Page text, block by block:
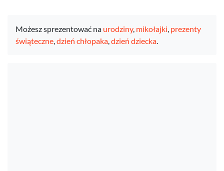
Możesz sprezentować na urodziny, mikołajki, prezenty
świąteczne,dzień chłopaka,dzień dziecka.